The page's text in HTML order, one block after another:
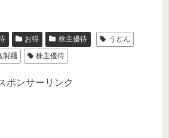
お得 株主優待
うどん
製麺 株主優待
ポンサーリンク